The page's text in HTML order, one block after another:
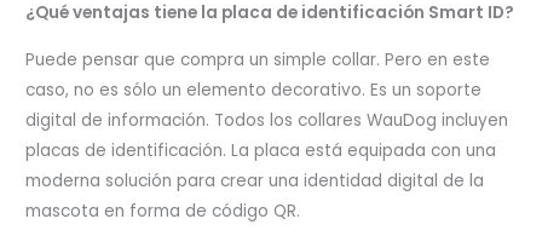
¿Qué ventajas tiene la placa de identificación Smart ID?
Puede pensar que compra un simple collar. Pero en este
caso, no es sólo un elemento decorativo. Es un soporte
digital de información. Todos los collares WauDog incluyen
placas de identificación. La placa está equipada con una
moderna solución para crear una identidad digital de la
mascota en forma de código QR.